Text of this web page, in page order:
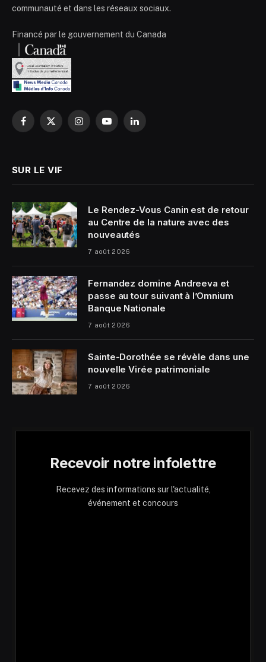
communauté et dans les réseaux sociaux.
Financé par le gouvernement du Canada
Facebook
X
InstagramYouTubeLinkedIn
SUR LE VIF
Le Rendez-Vous Canin est de retour
au Centre de la nature avec des
nouveautés
7 août 2026
Fernandez domine Andreeva et
passe au tour suivant à l’Omnium
Banque Nationale
7 août 2026
Sainte-Dorothée se révèle dans une
nouvelle Virée patrimoniale
7 août 2026
Recevoir notre infolettre
Recevez des informations sur l'actualité,
événement et concours